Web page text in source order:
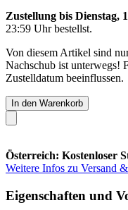
Zustellung bis Dienstag,
23:59 Uhrbestellst.
Von diesem Artikel sind
Nachschub ist unterwegs!
Zustelldatum beeinflussen.
In den Warenkorb
Österreich: Kostenloser
Weitere Infos zu Versand
Eigenschaften und